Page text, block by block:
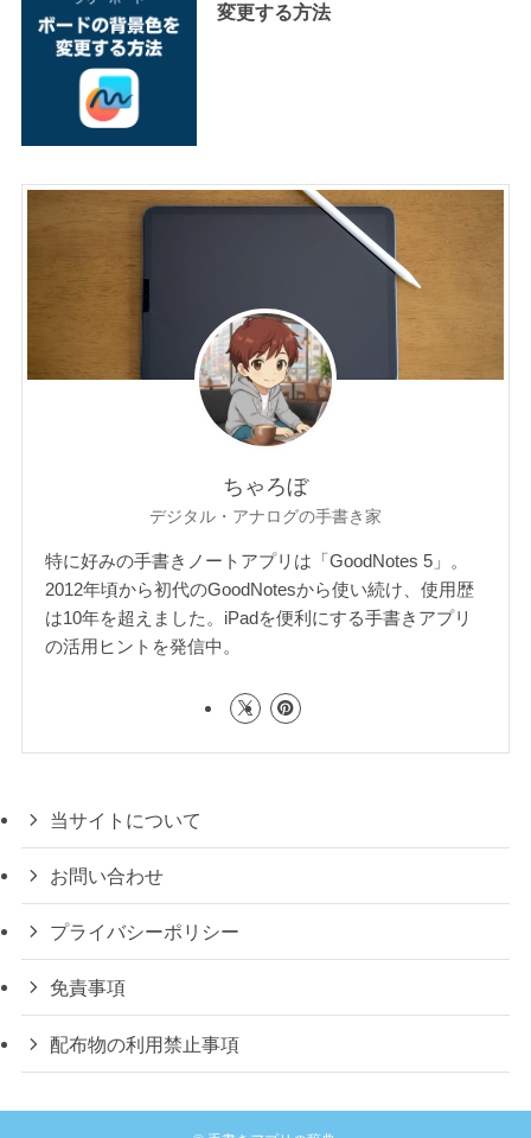
変更する方法
ちゃろぼ
デジタル・アナログの手書き家
特に好みの手書きノートアプリは「GoodNotes 5」。
2012年頃から初代のGoodNotesから使い続け、使用歴
は10年を超えました。iPadを便利にする手書きアプリ
の活用ヒントを発信中。
当サイトについて
お問い合わせ
プライバシーポリシー
免責事項
配布物の利用禁止事項